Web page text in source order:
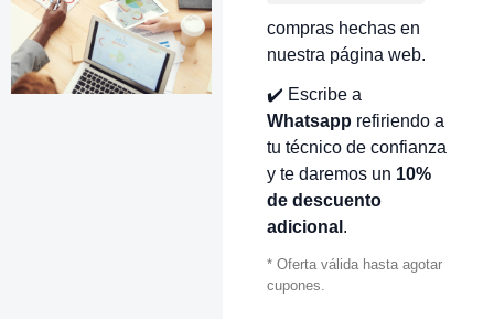
compras hechas en
nuestra página web.
✔️ Escribe a
Whatsapp refiriendo a
tu técnico de confianza
y te daremos un 10%
de descuento
adicional .
* Oferta válida hasta agotar
cupones.
VOLVER ARRIBA